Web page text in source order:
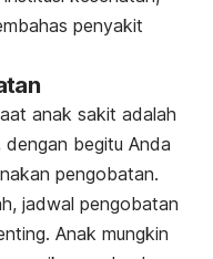
penyakit
anak sakit adalah
begitu Anda
pengobatan.
jadwal pengobatan
Anak mungkin